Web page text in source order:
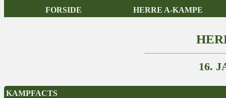
FORSIDE HERRE A-KAMPE
16.
KAMPFACTS